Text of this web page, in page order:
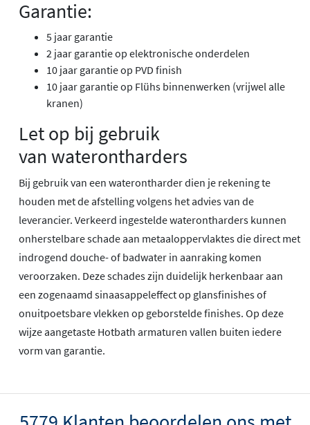
Garantie:
5 jaar garantie
2 jaar garantie op elektronische onderdelen
10 jaar garantie op PVD finish
10 jaar garantie op Flühs binnenwerken (vrijwel alle
kranen)
Let op bij gebruik
van waterontharders
Bij gebruik van een waterontharder dien je rekening te
houden met de afstelling volgens het advies van de
leverancier. Verkeerd ingestelde waterontharders kunnen
onherstelbare schade aan metaaloppervlaktes die direct met
indrogend douche- of badwater in aanraking komen
veroorzaken. Deze schades zijn duidelijk herkenbaar aan
een zogenaamd sinaasappeleffect op glansfinishes of
onuitpoetsbare vlekken op geborstelde finishes. Op deze
wijze aangetaste Hotbath armaturen vallen buiten iedere
vorm van garantie.